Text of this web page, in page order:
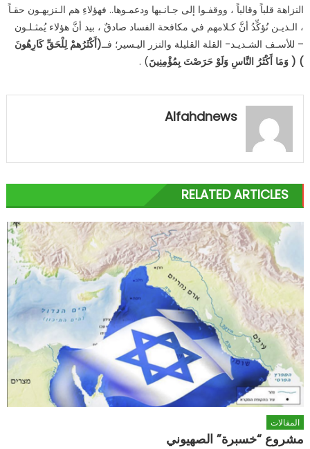
النزاهة قلباً وقالباً ، ووقفـوا إلى جـانـبها ودعمـوها.. فهؤلاءِ هم الـنزيهـون حقـاً
، الـذيـن نُؤكِّدُ أنَّ كـلامهم في مكافحة الفساد صادقٌ ، بيد أنَّ هؤلاء يُمثـلـون
– للأسـف الشـديـد- القلة القليلة والنزر اليـسير؛ فــ)أَكْثَرُهمْ لِلْحَقِّ كَارِهُونَ
)
) وَمَا أَكْثَرُ النَّاسِ وَلَوْ حَرَصْتَ بِمُؤْمِنِينَ(
.
Alfahdnews
RELATED ARTICLES
المقالات
مشروع “خسبرة” الصهيوني